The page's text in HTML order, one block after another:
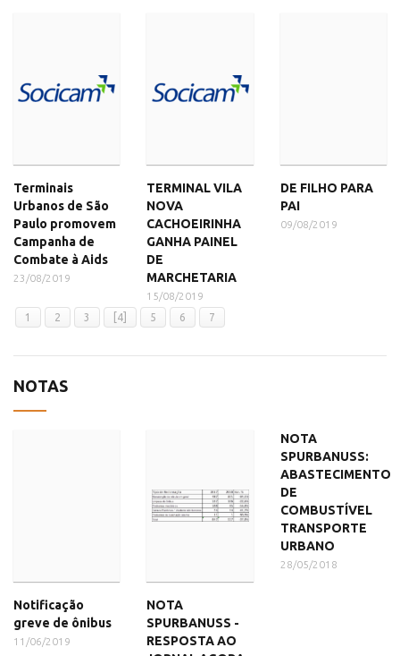
Terminais
Urbanos de São
Paulo promovem
Campanha de
Combate à Aids
23/08/2019
TERMINAL VILA
NOVA
CACHOEIRINHA
GANHA PAINEL
DE
MARCHETARIA
15/08/2019
DE FILHO PARA
PAI
09/08/2019
1 2 3 [4] 5 6 7
NOTAS
Notificação
greve de ônibus
11/06/2019
NOTA
SPURBANUSS -
RESPOSTA AO
NOTA
SPURBANUSS:
ABASTECIMENTO
DE
COMBUSTÍVEL
TRANSPORTE
URBANO
28/05/2018